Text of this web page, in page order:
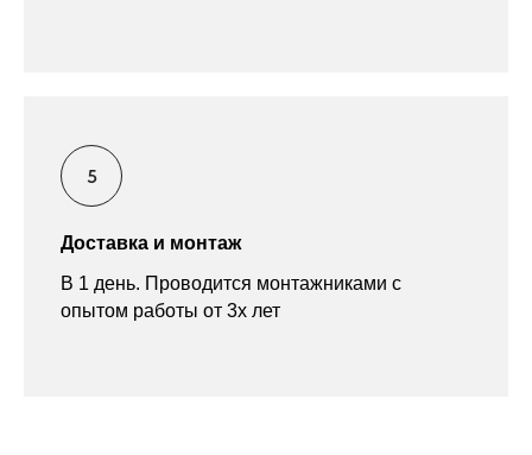
Доставка и монтаж
В 1 день. Проводится монтажниками с
опытом работы от 3х лет